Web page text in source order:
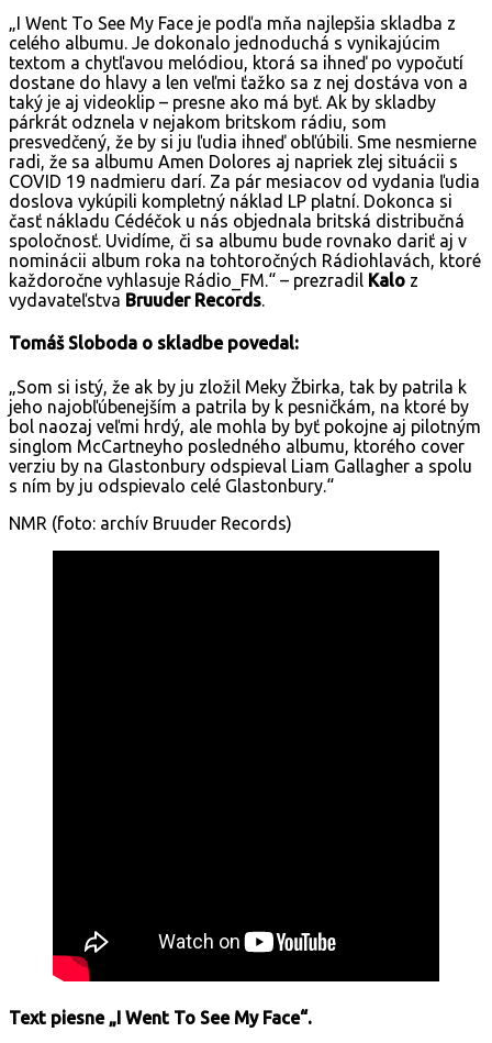
„I Went To See My Face je podľa mňa najlepšia skladba z
celého albumu. Je dokonalo jednoduchá s vynikajúcim
textom a chytľavou melódiou, ktorá sa ihneď po vypočutí
dostane do hlavy a len veľmi ťažko sa z nej dostáva von a
taký je aj videoklip – presne ako má byť. Ak by skladby
párkrát odznela v nejakom britskom rádiu, som
presvedčený, že by si ju ľudia ihneď obľúbili. Sme nesmierne
radi, že sa albumu Amen Dolores aj napriek zlej situácii s
COVID 19 nadmieru darí. Za pár mesiacov od vydania ľudia
doslova vykúpili kompletný náklad LP platní. Dokonca si
časť nákladu Cédéčok u nás objednala britská distribučná
spoločnosť. Uvidíme, či sa albumu bude rovnako dariť aj v
nominácii album roka na tohtoročných Rádiohlavách, ktoré
každoročne vyhlasuje Rádio_FM.“ – prezradil Kalo z
vydavateľstva Bruuder Records.
Tomáš Sloboda o skladbe povedal:
„Som si istý, že ak by ju zložil Meky Žbirka, tak by patrila k
jeho najobľúbenejším a patrila by k pesničkám, na ktoré by
bol naozaj veľmi hrdý, ale mohla by byť pokojne aj pilotným
singlom McCartneyho posledného albumu, ktorého cover
verziu by na Glastonbury odspieval Liam Gallagher a spolu
s ním by ju odspievalo celé Glastonbury.“
NMR (foto: archív Bruuder Records)
Text piesne „I Went To See My Face“.